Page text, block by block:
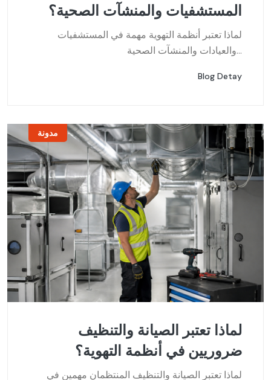
المستشفيات والمنشآت الصحية؟
لماذا تعتبر أنظمة التهوية مهمة في المستشفيات
والعيادات والمنشآت الصحية...
Blog Detay
مدونة
لماذا تعتبر الصيانة والتنظيف
ضروريين في أنظمة التهوية؟
لماذا تعتبر الصيانة والتنظيف المنتظمان مهمين في